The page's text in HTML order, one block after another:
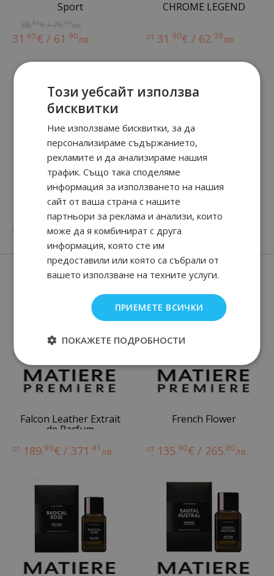
Sport
38.81€ / 75.91лв.
31.65€ / 61.90лв.
CHROME LEGEND
от 31.90€ / 62.39лв.
Chrome Parfum
от 90€ / 74.13лв.
Sport Eau de Toilette
23.90€ / 46.
Нови парфюми
Falcon Leather Extrait
de Parfum
от 189.90€ / 371.41лв.
French Flower
от 135.90€ / 265.80лв.
Този уебсайт използва
бисквитки
Ние използваме бисквитки, за да
персонализираме съдържанието,
рекламите и да анализираме нашия
трафик. Също така споделяме
информация за използването на нашия
сайт от ваша страна с нашите
партньори за реклама и анализи, които
може да я комбинират с друга
информация, която сте им
предоставили или която са събрали от
вашето използване на техните услуги.
ПРИЕМЕТЕ ВСИЧКИ
ПОКАЖЕТЕ ПОДРОБНОСТИ